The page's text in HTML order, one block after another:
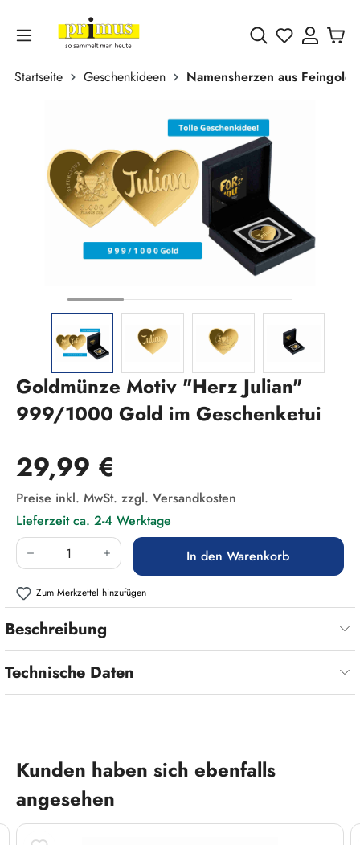
Zum Hauptinhalt springen
Du hast 0
Startseite Geschenkideen
Namensherzen aus Feingold
Goldmünze Motiv "Herz Julian"
999/1000 Gold im Geschenketui
Regulärer Preis:
29,99 €
Preise inkl. MwSt. zzgl. Versandkosten
Lieferzeit ca. 2-4 Werktage
Produkt Anzahl: Gib den gewünschten Wert
In den Warenkorb
Zum Merkzettel hinzufügen
Beschreibung
Technische Daten
Produktgalerie überspringen
Kunden haben sich ebenfalls
angesehen